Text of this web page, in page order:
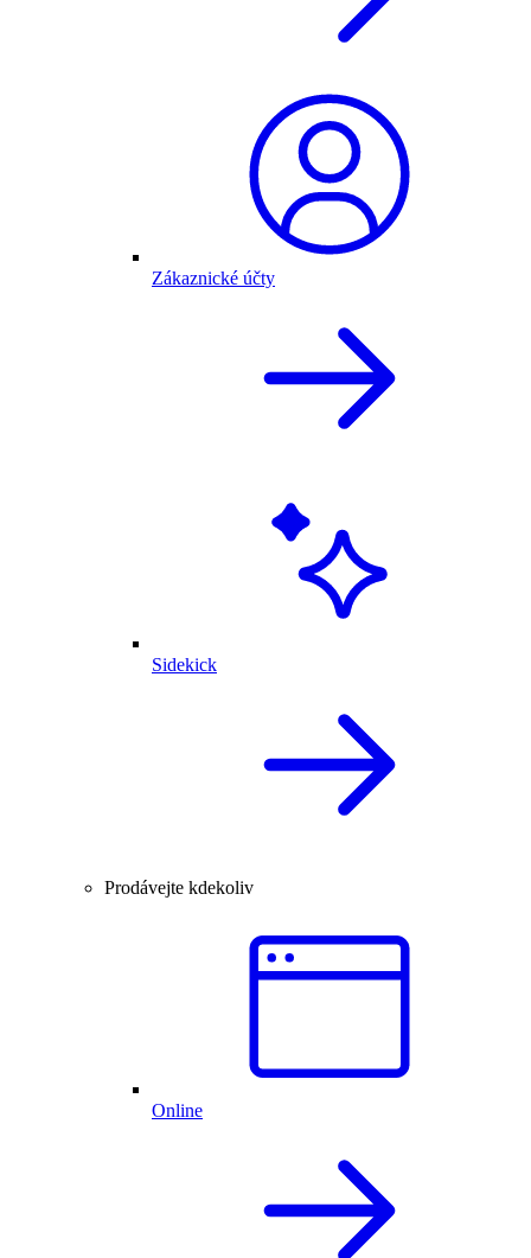
Zákaznické účty
Sidekick
Prodávejte kdekoliv
Online